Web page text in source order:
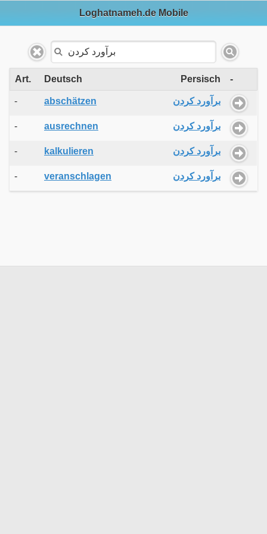
Loghatnameh.de Mobile
Art. Deutsch Persisch -
- abschätzen برآورد کردن
- ausrechnen برآورد کردن
- kalkulieren برآورد کردن
- veranschlagen برآورد کردن